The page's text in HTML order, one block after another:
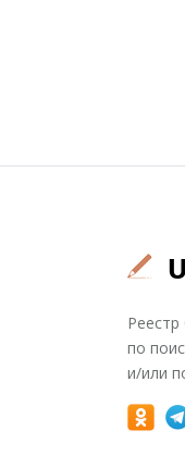
по
и/или